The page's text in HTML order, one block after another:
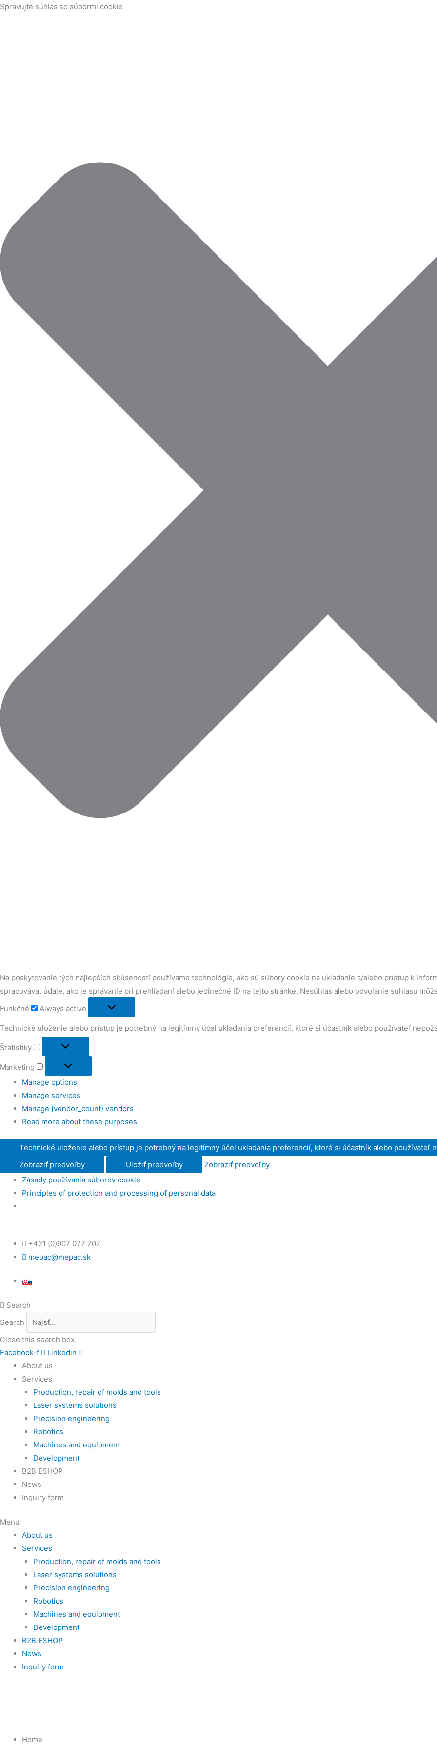
Spravujte súhlas so súbormi cookie
Na poskytovanie tých najlepších skúseností používame technológie, ako sú súbory cookie na ukladanie a/alebo prístup k
spracovávať údaje, ako je správanie pri prehliadaní alebo jedinečné ID na tejto stránke. Nesúhlas alebo odvolanie súhlasu
Funkčné
Funkčné
Always active
Technické uloženie alebo prístup je potrebný na legitímny účel ukladania preferencií, ktoré si účastník alebo používateľ
Štatistiky
Štatistiky
Marketing
Marketing
Manage options
Manage services
Manage {vendor_count} vendors
Read more about these purposes
Technické uloženie alebo prístup je potrebný na legitímny účel ukladania preferencií, ktoré si účastník alebo používateľ
Zobraziť predvoľby
Uložiť predvoľby
Zobraziť predvoľby
Zásady používania súborov cookie
Principles of protection and processing of personal data
Skip
+421 (0)907 077 707
mepac@mepac.sk
Search
Search
Close this search box.
Facebook-f
Linkedin
About us
Services
Production, repair of molds and tools
Laser systems solutions
Precision engineering
Robotics
Machines and equipment
Development
B2B ESHOP
News
Inquiry form
Menu
About us
Services
Production, repair of molds and tools
Laser systems solutions
Precision engineering
Robotics
Machines and equipment
Development
B2B ESHOP
News
Inquiry form
Home
Scroll